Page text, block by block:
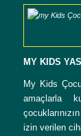
MY KIDS
My Kids
amaçlarla
izin verilen